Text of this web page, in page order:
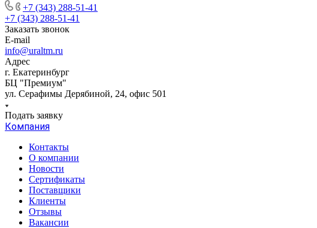
+7 (343) 288-51-41
+7 (343) 288-51-41
Заказать звонок
E-mail
info@uraltm.ru
Адрес
г. Екатеринбург
БЦ "Премиум"
ул. Серафимы Дерябиной, 24, офис 501
Подать заявку
Компания
Контакты
О компании
Новости
Сертификаты
Поставщики
Клиенты
Отзывы
Вакансии